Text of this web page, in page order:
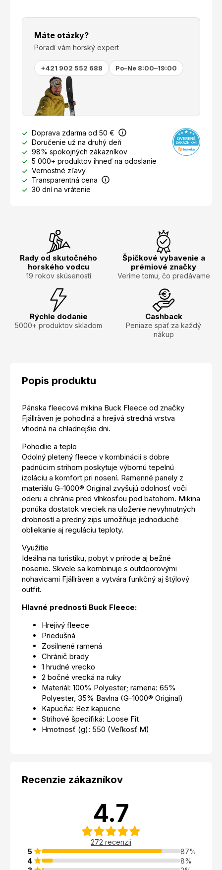
Máte otázky?
Poradí vám horský expert
+421 902 552 688 Po–Ne 8:00–19:00
Doprava zdarma od 50 €
Doručenie už na druhý deň
98% spokojných zákazníkov
5 000+ produktov ihneď na odoslanie
Vernostné zľavy
Transparentná cena
30 dní na vrátenie
Rady od skutočného
horského vodcu
19 rokov skúseností
Špičkové vybavenie a
prémiové značky
Veríme tomu, čo predávame
Rýchle dodanie
5000+ produktov skladom
Cashback
Peniaze späť za každý
nákup
Popis produktu
Pánska fleecová mikina Buck Fleece od značky
Fjällräven je pohodlná a hrejivá stredná vrstva
vhodná na chladnejšie dni.
Pohodlie a teplo
Odolný pletený fleece v kombinácii s dobre
padnúcim strihom poskytuje výbornú tepelnú
izoláciu a komfort pri nosení. Ramenné panely z
materiálu G-1000® Original zvyšujú odolnosť voči
oderu a chránia pred vlhkosťou pod batohom. Mikina
ponúka dostatok vreciek na uloženie nevyhnutných
drobností a predný zips umožňuje jednoduché
obliekanie aj reguláciu teploty.
Využitie
Ideálna na turistiku, pobyt v prírode aj bežné
nosenie. Skvele sa kombinuje s outdoorovými
nohavicami Fjällräven a vytvára funkčný aj štýlový
outfit.
Hlavné prednosti Buck Fleece:
Hrejivý fleece
Priedušná
Zosilnené ramená
Chránič brady
1 hrudné vrecko
2 bočné vrecká na ruky
Materiál: 100% Polyester; ramena: 65%
Polyester, 35% Bavlna (G-1000® Original)
Kapucňa: Bez kapucne
Strihové špecifiká: Loose Fit
Hmotnosť (g): 550 (Veľkosť M)
Recenzie zákazníkov
4.7
272 recenzií
5
87%
4
8%